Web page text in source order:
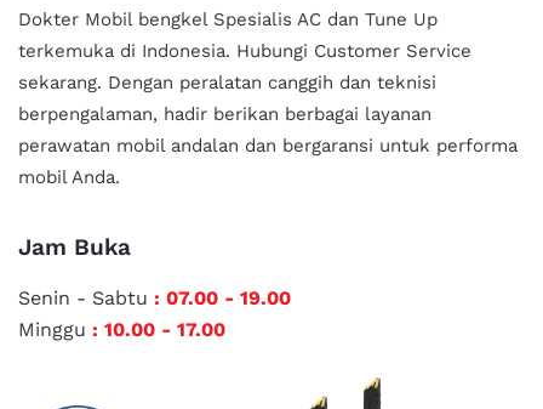
Dokter Mobil bengkel Spesialis AC dan Tune Up
terkemuka di Indonesia. Hubungi Customer Service
sekarang. Dengan peralatan canggih dan teknisi
berpengalaman, hadir berikan berbagai layanan
perawatan mobil andalan dan bergaransi untuk performa
mobil Anda.
Jam Buka
Senin - Sabtu : 07.00 - 19.00
Minggu : 10.00 - 17.00